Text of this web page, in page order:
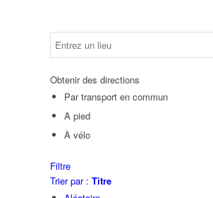
Obtenir des directions
Par transport en commun
A pied
À vélo
Filtre
Trier par : Titre